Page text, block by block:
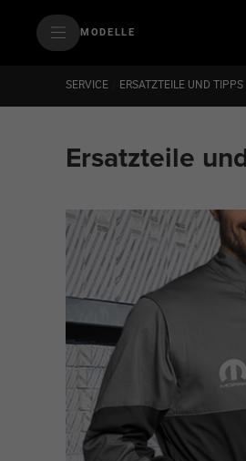
MODELLE
SERVICE ERSATZTEILE UND TIPPS
Ersatzteile